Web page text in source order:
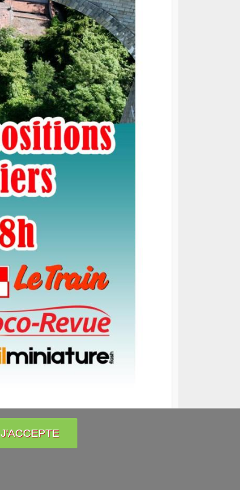
J'ACCEPTE